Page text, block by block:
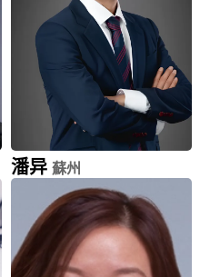
潘异 蘇州
汇川技术 (300124.SZ)
联合创始人